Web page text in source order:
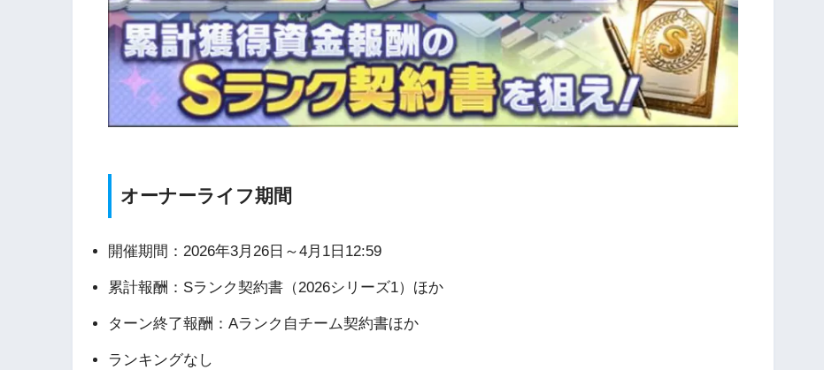
オーナーライフ期間
開催期間：2026年3月26日～4月1日12:59
累計報酬：Sランク契約書（2026シリーズ1）ほか
ターン終了報酬：Aランク自チーム契約書ほか
ランキングなし